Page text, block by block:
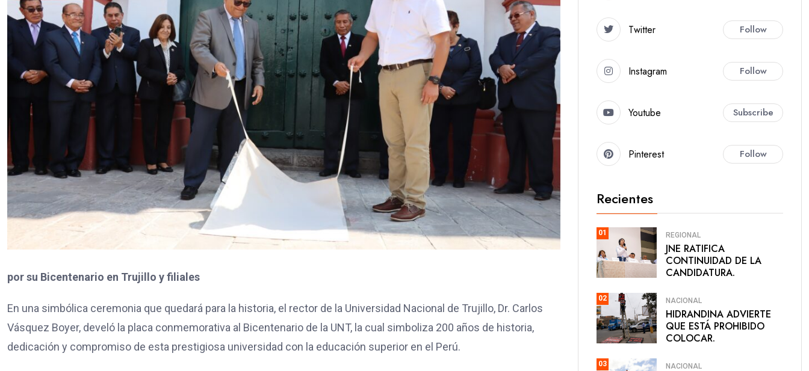
por su Bicentenario en Trujillo y filiales
En una simbólica ceremonia que quedará para la historia, el rector de la Universidad Nacional de Trujillo, Dr. Carlos
Vásquez Boyer, develó la placa conmemorativa al Bicentenario de la UNT, la cual simboliza 200 años de historia,
dedicación y compromiso de esta prestigiosa universidad con la educación superior en el Perú.
Twitter Follow
Instagram Follow
Youtube Subscribe
Pinterest Follow
Recientes
01 REGIONAL
JNE RATIFICA
CONTINUIDAD DE LA
CANDIDATURA.
02 NACIONAL
HIDRANDINA ADVIERTE
QUE ESTÁ PROHIBIDO
COLOCAR.
03 NACIONAL